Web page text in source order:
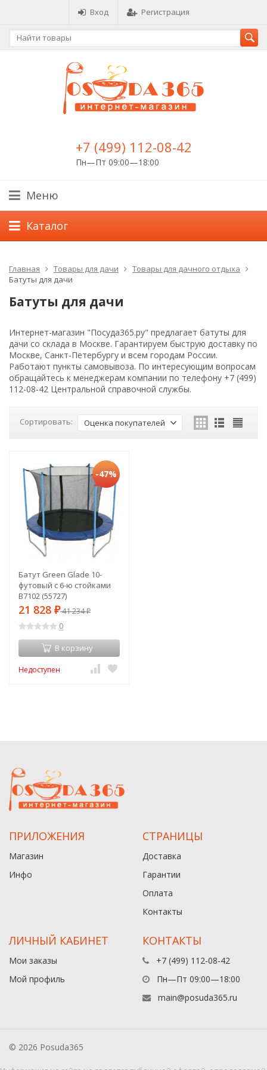
Вход Регистрация
+7 (499) 112-08-42
Пн—Пт 09:00—18:00
Меню
Каталог
Главная Товары для дачи
Товары для дачного отдыха
Батуты для дачи
Батуты для дачи
Интернет-магазин "Посуда365.ру" предлагает батуты для
дачи со склада в Москве. Гарантируем быструю доставку по
Москве, Санкт-Петербургу и всем городам России.
Работают пункты самовывоза. По интересующим вопросам
обращайтесь к менеджерам компании по телефону +7 (499)
112-08-42 Центральной справочной службы.
Сортировать: Оценка покупателей
-47%
Батут Green Glade 10-
футовый с 6-ю стойками
B7102 (55727)
21 828 ₽41 234₽
0
В корзину
Недоступен
ПРИЛОЖЕНИЯ
Магазин
Инфо
СТРАНИЦЫ
Доставка
Гарантии
Оплата
Контакты
ЛИЧНЫЙ КАБИНЕТ
Мои заказы
Мой профиль
КОНТАКТЫ
+7 (499) 112-08-42
Пн—Пт 09:00—18:00
main@posuda365.ru
© 2026 Posuda365